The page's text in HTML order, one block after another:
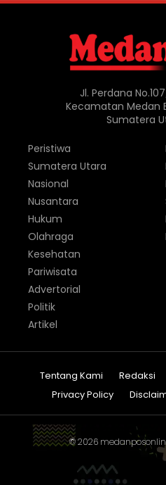
Jl. Perdana
Kecamatan Medan
Sumatera
Peristiwa
Sumatera Utara
Nasional
Nusantara
Hukum
Olahraga
Kesehatan
Pariwisata
Advertorial
Politik
Artikel
Tentang Kami Redaksi
Privacy Policy
© 2026